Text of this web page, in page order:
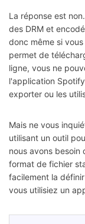
La réponse est
des DRM et
donc même si
permet de
ligne, vous ne
l'application
exporter ou les
Mais ne vous
utilisant un outil
nous avons besoin
format de fichier
facilement la
vous utilisiez un